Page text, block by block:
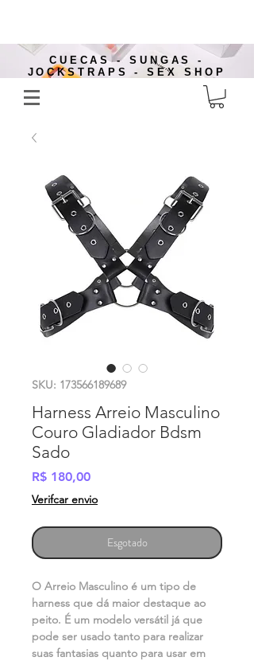
CUECAS - SUNGAS -
JOCKSTRAPS - SEX SHOP
SKU: 173566189689
Harness Arreio Masculino
Couro Gladiador Bdsm
Sado
R$ 180,00Preço
Verifcar envio
Esgotado
O Arreio Masculino é um tipo de
harness que dá maior destaque ao
peito. É um modelo versátil já que
pode ser usado tanto para realizar
suas fantasias quanto para usar em